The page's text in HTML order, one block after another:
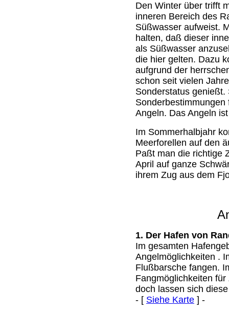
Den Winter über trifft
inneren Bereich des
Süßwasser aufweist.
halten, daß dieser
als Süßwasser
die hier gelten. Dazu
aufgrund der
schon seit vielen
Sonderstatus
Angeln. Das Angeln
Im Sommerhalbjahr
Meerforellen auf den
Paßt man die richtige
April auf ganze
ihrem Zug aus dem
1. Der Hafen von
Im gesamten
Angelmöglichkeiten .
Flußbarsche fangen.
Fangmöglichkeiten
doch lassen sich
- [ Siehe Karte ] -